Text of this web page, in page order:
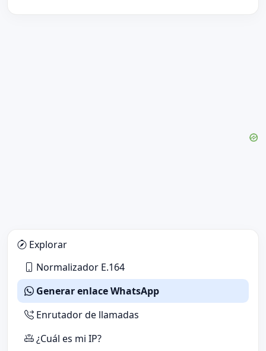
Explorar
Normalizador E.164
Generar enlace WhatsApp
Enrutador de llamadas
¿Cuál es mi IP?